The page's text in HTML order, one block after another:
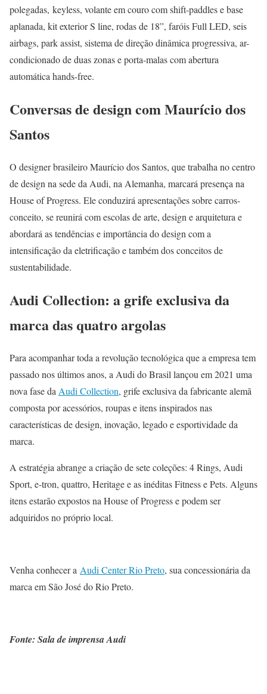
polegadas, keyless, volante em couro com shift-paddles e base
aplanada, kit exterior S line, rodas de 18”, faróis Full LED, seis
airbags, park assist, sistema de direção dinâmica progressiva, ar-
condicionado de duas zonas e porta-malas com abertura
automática hands-free.
Conversas de design com Maurício dos
Santos
O designer brasileiro Maurício dos Santos, que trabalha no centro
de design na sede da Audi, na Alemanha, marcará presença na
House of Progress. Ele conduzirá apresentações sobre carros-
conceito, se reunirá com escolas de arte, design e arquitetura e
abordará as tendências e importância do design com a
intensificação da eletrificação e também dos conceitos de
sustentabilidade.
Audi Collection: a grife exclusiva da
marca das quatro argolas
Para acompanhar toda a revolução tecnológica que a empresa tem
passado nos últimos anos, a Audi do Brasil lançou em 2021 uma
nova fase da Audi Collection, grife exclusiva da fabricante alemã
composta por acessórios, roupas e itens inspirados nas
características de design, inovação, legado e esportividade da
marca.
A estratégia abrange a criação de sete coleções: 4 Rings, Audi
Sport, e-tron, quattro, Heritage e as inéditas Fitness e Pets. Alguns
itens estarão expostos na House of Progress e podem ser
adquiridos no próprio local.
Venha conhecer a Audi Center Rio Preto, sua concessionária da
marca em São José do Rio Preto.
Fonte: Sala de imprensa Audi